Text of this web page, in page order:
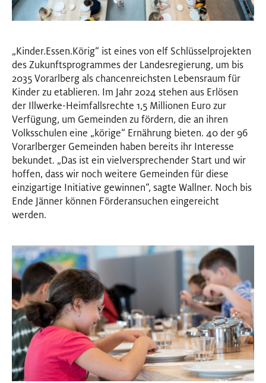
„Kinder.Essen.Körig“ ist eines von elf Schlüsselprojekten
des Zukunftsprogrammes der Landesregierung, um bis
2035 Vorarlberg als chancenreichsten Lebensraum für
Kinder zu etablieren. Im Jahr 2024 stehen aus Erlösen
der Illwerke-Heimfallsrechte 1,5 Millionen Euro zur
Verfügung, um Gemeinden zu fördern, die an ihren
Volksschulen eine „körige“ Ernährung bieten. 40 der 96
Vorarlberger Gemeinden haben bereits ihr Interesse
bekundet. „Das ist ein vielversprechender Start und wir
hoffen, dass wir noch weitere Gemeinden für diese
einzigartige Initiative gewinnen“, sagte Wallner. Noch bis
Ende Jänner können Förderansuchen eingereicht
werden.